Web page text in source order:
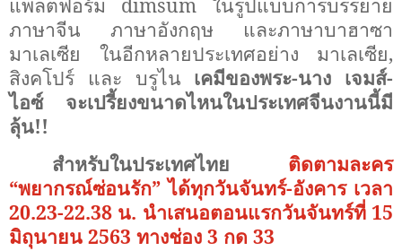
ภาษาจีน ภาษาอังกฤษ และภาษาบาฮาซา
มาเลเซีย ในอีกหลายประเทศอย่าง มาเลเซีย,
สิงคโปร์ และ บรูไน เคมีของพระ-นาง เจมส์-
ไอซ์ จะเปรี้ยงขนาดไหนในประเทศจีนงานนี้มี
ลุ้น!!
สำหรับในประเทศไทย ติดตามละคร
“พยากรณ์ซ่อนรัก” ได้ทุกวันจันทร์-อังคาร เวลา
20.23-22.38 น. นำเสนอตอนแรกวันจันทร์ที่ 15
มิถุนายน 2563 ทางช่อง 3 กด 33